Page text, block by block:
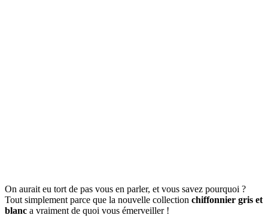
On aurait eu tort de pas vous en parler, et vous savez pourquoi ?
Tout simplement parce que la nouvelle collection chiffonnier gris et
blanc a vraiment de quoi vous émerveiller !